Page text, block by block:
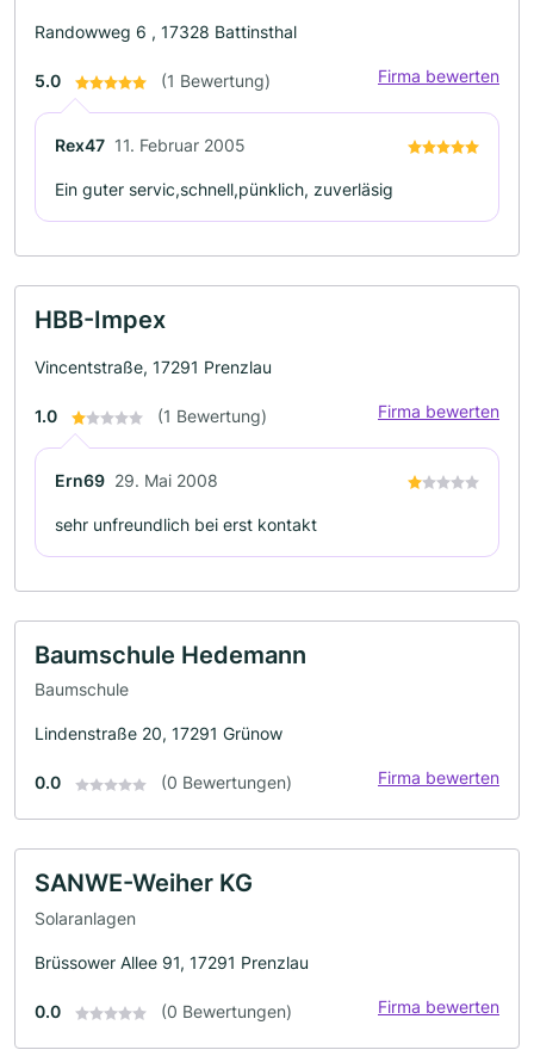
Randowweg 6 , 17328 Battinsthal
5.0 (1 Bewertung) Firma bewerten
Rex47 11. Februar 2005
Ein guter servic,schnell,pünklich, zuverläsig
HBB-Impex
Vincentstraße, 17291 Prenzlau
1.0 (1 Bewertung) Firma bewerten
Ern69 29. Mai 2008
sehr unfreundlich bei erst kontakt
Baumschule Hedemann
Baumschule
Lindenstraße 20, 17291 Grünow
0.0 (0 Bewertungen) Firma bewerten
SANWE-Weiher KG
Solaranlagen
Brüssower Allee 91, 17291 Prenzlau
0.0 (0 Bewertungen) Firma bewerten